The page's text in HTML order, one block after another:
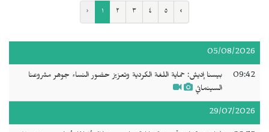
‹ ١ ٢ ٣ ٤ ٥ ›
05/08/2026
09:42
بيسنا إديش: حماية اللغة الكردية وتعزيز حضور النساء جوهر مشروعنا
السينمائي
29/07/2026